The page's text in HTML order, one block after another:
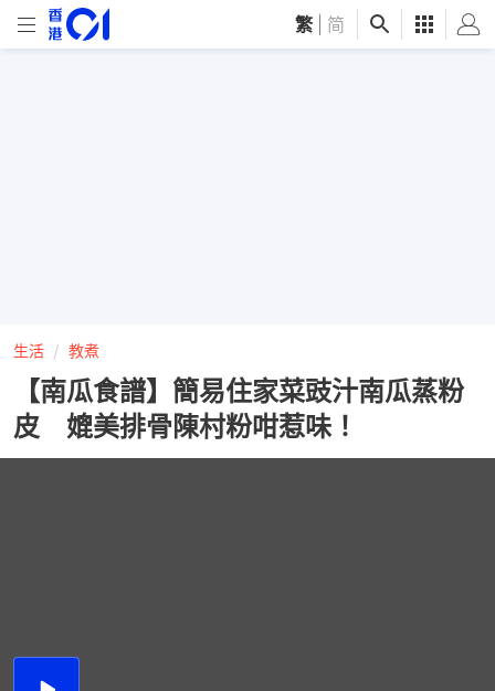
繁 简
生活 教煮
【南瓜食譜】簡易住家菜豉汁南瓜蒸粉
皮 媲美排骨陳村粉咁惹味！